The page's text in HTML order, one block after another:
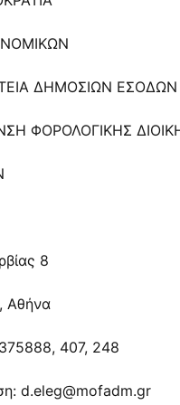
ΔΗΜΟΣΙΩΝ ΕΣΟΔΩΝ
ΦΟΡΟΛΟΓΙΚΗΣ
8
Αθήνα
407, 248
d.eleg@mofadm.gr